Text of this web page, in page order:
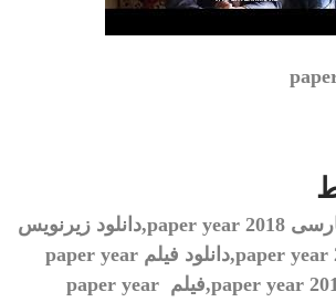
paper year 2018, دانلود زیرنویس
paper year دانلود فیلم paper year
paper year فیلم paper year